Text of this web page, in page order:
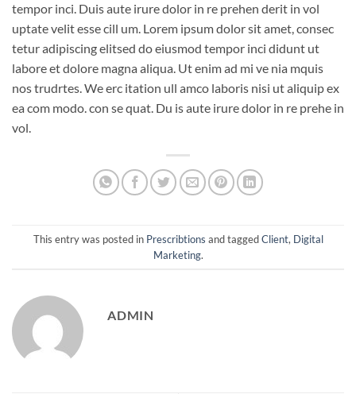
tempor inci. Duis aute irure dolor in re prehen derit in vol
uptate velit esse cill um. Lorem ipsum dolor sit amet, consec
tetur adipiscing elitsed do eiusmod tempor inci didunt ut
labore et dolore magna aliqua. Ut enim ad mi ve nia mquis
nos trudrtes. We erc itation ull amco laboris nisi ut aliquip ex
ea com modo. con se quat. Du is aute irure dolor in re prehe in
vol.
This entry was posted in Prescribtions and taggedClient, Digital
Marketing.
ADMIN